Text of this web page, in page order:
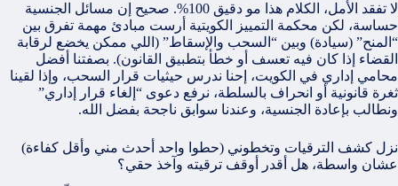
لا تفقد الأمل، الكلام هذا مو دقيق 100%. صحيح إن مسائل الجنسية
حساسة، لكن محكمة التمييز الكويتية أرست مبادئ مهمة تفرق بين
“المنح” (سيادة) وبين “السحب والإسقاط” (اللي ممكن يخضع لرقابة
القضاء إذا كان فيه تعسف أو خطأ بتطبيق القانون). بصفتنا أفضل
محامي إداري في الكويت، إحنا ندرس حيثيات قرار السحب، وإذا لقينا
ثغرة قانونية أو انحراف بالسلطة، نرفع دعوى “إلغاء قرار إداري”
ونطالب بإعادة الجنسية، وعندنا سوابق ناجحة بفضل الله.
نزل كشف الترقيات وتخطوني (حطوا واحد أحدث مني وأقل كفاءة)
عشان واسطة، هل أقدر أوقف ترقيته وآخذ حقي؟